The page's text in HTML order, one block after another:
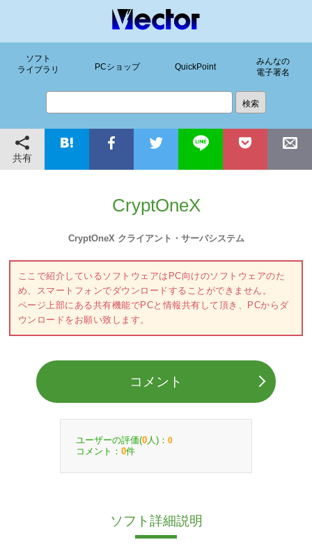
ソフト
ライブラリ
PCショップ QuickPoint
みんなの
電子署名
共有
CryptOneX
CryptOneX クライアント・サーバシステム
ここで紹介しているソフトウェアはPC向けのソフトウェアのた
め、スマートフォンでダウンロードすることができません。
ページ上部にある共有機能でPCと情報共有して頂き、PCからダ
ウンロードをお願い致します。
コメント
ユーザーの評価(0 人)： 0
コメント： 0件
ソフト詳細説明